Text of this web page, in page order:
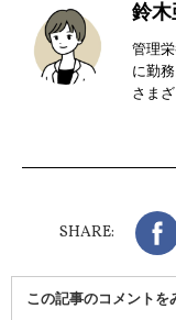
鈴木
管理
に勤
さま
担当
SHARE:
この記事のコメントを